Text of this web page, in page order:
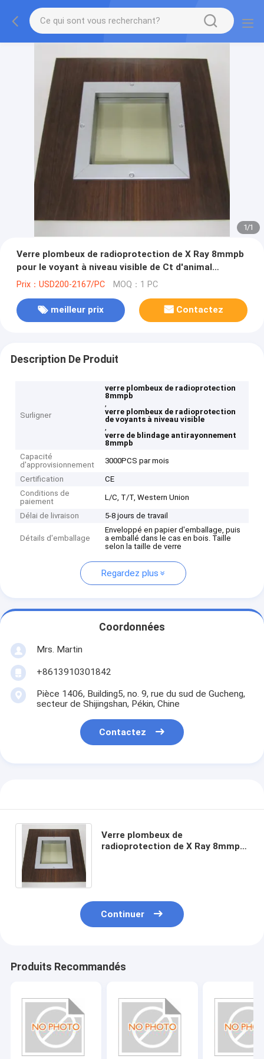
1/1
Verre plombeux de radioprotection de X Ray 8mmpb
pour le voyant à niveau visible de Ct d'animal
familier
Prix：USD200-2167/PC MOQ：1 PC
meilleur prix Contactez
Description De Produit
Surligner
verre plombeux de radioprotection
8mmpb
,
verre plombeux de radioprotection
de voyants à niveau visible
,
verre de blindage antirayonnement
8mmpb
Capacité
d'approvisionnement
3000PCS par mois
Certification
CE
Conditions de
paiement
L/C, T/T, Western Union
Délai de livraison 5-8 jours de travail
Détails d'emballage
Enveloppé en papier d'emballage, puis
a emballé dans le cas en bois. Taille
selon la taille de verre
Regardez plus
Coordonnées
Mrs. Martin
+8613910301842
Pièce 1406, Building5, no. 9, rue du sud de Gucheng,
secteur de Shijingshan, Pékin, Chine
Contactez
Verre plombeux de
radioprotection de X Ray 8mmpb
Continuer
Produits Recommandés